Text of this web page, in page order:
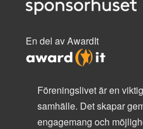
En del av AwardIt
Föreningslivet är en
samhälle. Det skapar
engagemang och